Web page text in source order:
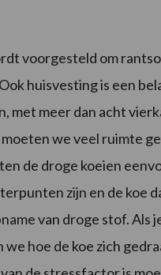
voorgesteld om
huisvesting is een
met meer dan acht
we veel ruimte
de droge koeien
zijn en de koe
van droge stof. Als
we hoe de koe zich